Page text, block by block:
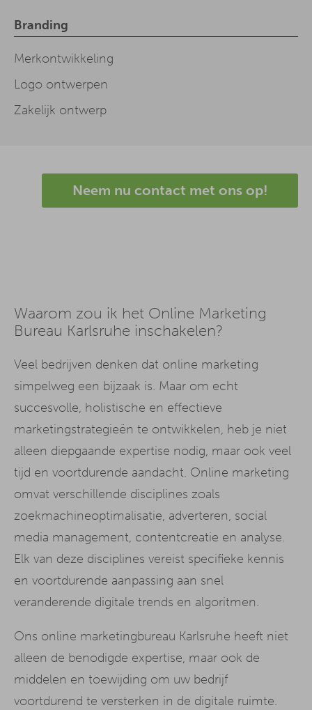
Branding
Merkontwikkeling
Logo ontwerpen
Zakelijk ontwerp
Neem nu contact met ons op!
Waarom zou ik het Online Marketing
Bureau Karlsruhe inschakelen?
Veel bedrijven denken dat online marketing
simpelweg een bijzaak is. Maar om echt
succesvolle, holistische en effectieve
marketingstrategieën te ontwikkelen, heb je niet
alleen diepgaande expertise nodig, maar ook veel
tijd en voortdurende aandacht. Online marketing
omvat verschillende disciplines zoals
zoekmachineoptimalisatie, adverteren, social
media management, contentcreatie en analyse.
Elk van deze disciplines vereist specifieke kennis
en voortdurende aanpassing aan snel
veranderende digitale trends en algoritmen.
Ons online marketingbureau Karlsruhe heeft niet
alleen de benodigde expertise, maar ook de
middelen en toewijding om uw bedrijf
voortdurend te versterken in de digitale ruimte.